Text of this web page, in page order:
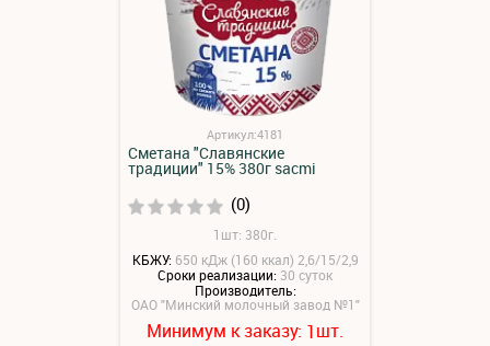
Артикул:4181
Сметана "Славянские
традиции" 15% 380г sacmi
(0)
1шт: 380г.
КБЖУ: 650 кДж (160 ккал) 2,6/15/2,9
Сроки реализации: 30 суток
Производитель:
ОАО "Минский молочный завод №1"
Минимум к заказу: 1шт.